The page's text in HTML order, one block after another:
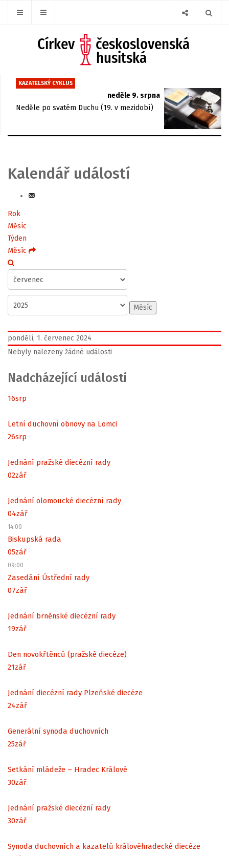
KAZATELSKÝ CYKLUS
neděle 9. srpna
Neděle po svatém Duchu (19. v mezidobí)
Kalendář událostí
Rok
Měsíc
Týden
Měsíc
Měsíc
pondělí, 1. červenec 2024
Nebyly nalezeny žádné události
Nadcházející události
16srp
Letní duchovní obnovy na Lomci
26srp
Jednání pražské diecézní rady
02zář
Jednání olomoucké diecézní rady
04zář
14:00
Biskupská rada
05zář
09:00
Zasedání Ústřední rady
07zář
Jednání brněnské diecézní rady
19zář
Den novokřtěnců (pražské diecéze)
21zář
Jednání diecézní rady Plzeňské diecéze
24zář
Generální synoda duchovních
25zář
Setkání mládeže – Hradec Králové
30zář
Jednání pražské diecézní rady
30zář
Synoda duchovních a kazatelů královéhradecké diecéze